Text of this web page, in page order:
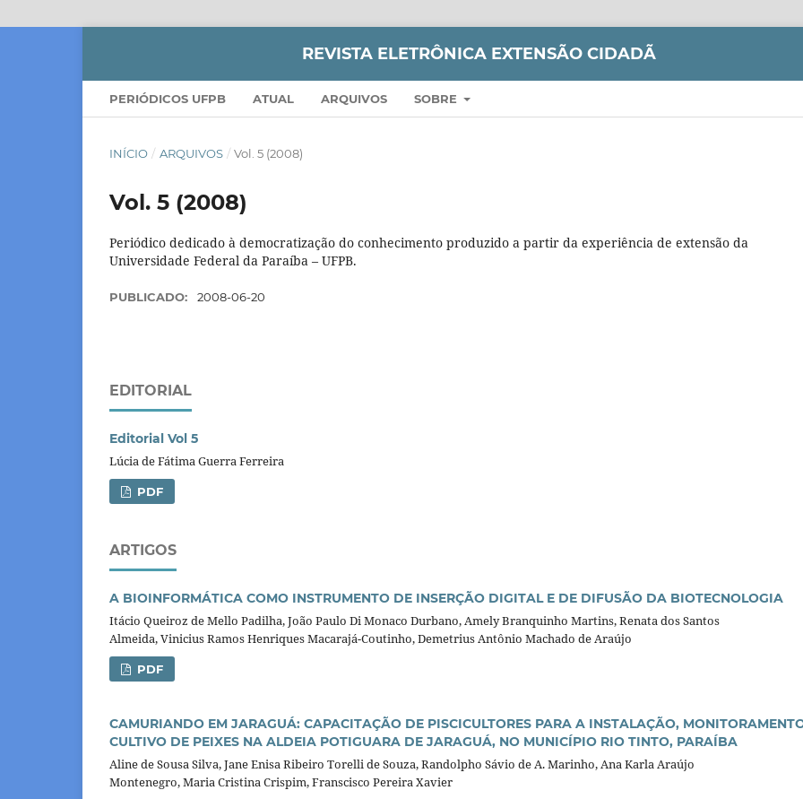
REVISTA ELETRÔNICA EXTENSÃO CIDADÃ
PERIÓDICOS UFPB ATUAL ARQUIVOS SOBRE
INÍCIO / ARQUIVOS / Vol. 5 (2008)
Vol. 5 (2008)
Periódico dedicado à democratização do conhecimento produzido a partir da experiência de extensão da
Universidade Federal da Paraíba – UFPB.
PUBLICADO: 2008-06-20
EDITORIAL
Editorial Vol 5
Lúcia de Fátima Guerra Ferreira
PDF
ARTIGOS
A BIOINFORMÁTICA COMO INSTRUMENTO DE INSERÇÃO DIGITAL E DE DIFUSÃO DA BIOTECNOLOGIA
Itácio Queiroz de Mello Padilha, João Paulo Di Monaco Durbano, Amely Branquinho Martins, Renata dos Santos
Almeida, Vinicius Ramos Henriques Macarajá-Coutinho, Demetrius Antônio Machado de Araújo
PDF
CAMURIANDO EM JARAGUÁ: CAPACITAÇÃO DE PISCICULTORES PARA A INSTALAÇÃO,
CULTIVO DE PEIXES NA ALDEIA POTIGUARA DE JARAGUÁ, NO MUNICÍPIO RIO TINTO, PARAÍBA
Aline de Sousa Silva, Jane Enisa Ribeiro Torelli de Souza, Randolpho Sávio de A. Marinho, Ana Karla Araújo
Montenegro, Maria Cristina Crispim, Franscisco Pereira Xavier